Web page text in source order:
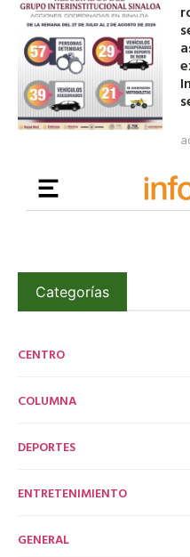
Categorías
CENTRO
COLUMNA
DEPORTES
ENTRETENIMIENTO
GENERAL